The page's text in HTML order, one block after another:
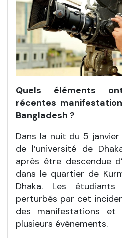
Quels éléments
récentes
Bangladesh ?
Dans la nuit du 5
de l’université de
après être descendue
dans le quartier de
Dhaka. Les
perturbés par cet
des manifestations et
plusieurs événements.